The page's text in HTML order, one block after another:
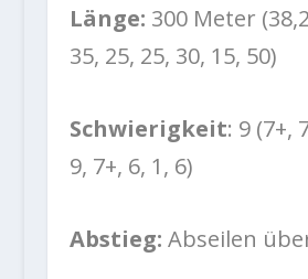
Länge: 300 Meter
35, 25, 25, 30, 15, 50)
Schwierigkeit: 9 (7+,
9, 7+, 6, 1, 6)
Abstieg: Abseilen